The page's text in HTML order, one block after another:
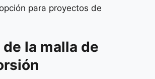
para proyectos de
la malla de